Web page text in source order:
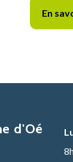
En
d'Oé